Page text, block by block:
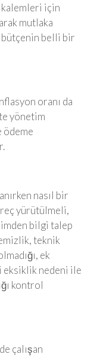
kalemleri için
mutlaka
belli bir
oranı da
yönetim
ödeme
nasıl bir
yürütülmeli,
bilgi talep
teknik
ek
eksiklik nedeni ile
kontrol
çalışan